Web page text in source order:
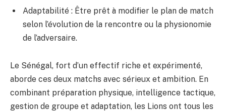
Adaptabilité : Être prêt à modifier le plan de match
selon l’évolution de la rencontre ou la physionomie
de l’adversaire.
Le Sénégal, fort d’un effectif riche et expérimenté,
aborde ces deux matchs avec sérieux et ambition. En
combinant préparation physique, intelligence tactique,
gestion de groupe et adaptation, les Lions ont tous les